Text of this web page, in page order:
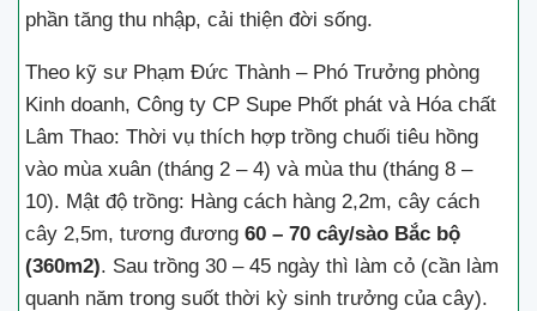
phần tăng thu nhập, cải thiện đời sống.
Theo kỹ sư Phạm Đức Thành – Phó Trưởng phòng
Kinh doanh, Công ty CP Supe Phốt phát và Hóa chất
Lâm Thao: Thời vụ thích hợp trồng chuối tiêu hồng
vào mùa xuân (tháng 2 – 4) và mùa thu (tháng 8 –
10). Mật độ trồng: Hàng cách hàng 2,2m, cây cách
cây 2,5m, tương đương 60 – 70 cây/sào Bắc bộ
(360m2). Sau trồng 30 – 45 ngày thì làm cỏ (cần làm
quanh năm trong suốt thời kỳ sinh trưởng của cây).